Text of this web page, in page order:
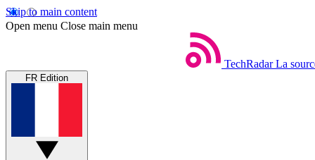
Skip to main content
Open menu Close main menu
TechRadar La
FR Edition